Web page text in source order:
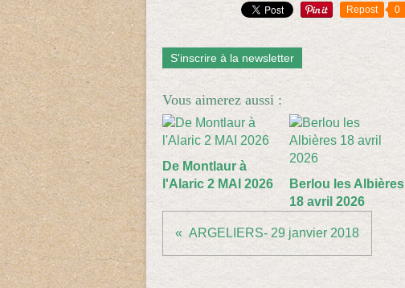
Repost 0
S'inscrire à la newsletter
Vous aimerez aussi :
De Montlaur à
l'Alaric 2 MAI 2026
Berlou les Albières
18 avril 2026
ARGELIERS- 29 janvier 2018